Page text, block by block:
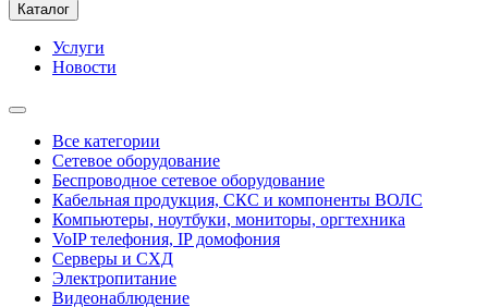
Каталог
Услуги
Новости
Все категории
Сетевое оборудование
Беспроводное сетевое оборудование
Кабельная продукция, СКС и компоненты ВОЛС
Компьютеры, ноутбуки, мониторы, оргтехника
VoIP телефония, IP домофония
Серверы и СХД
Электропитание
Видеонаблюдение